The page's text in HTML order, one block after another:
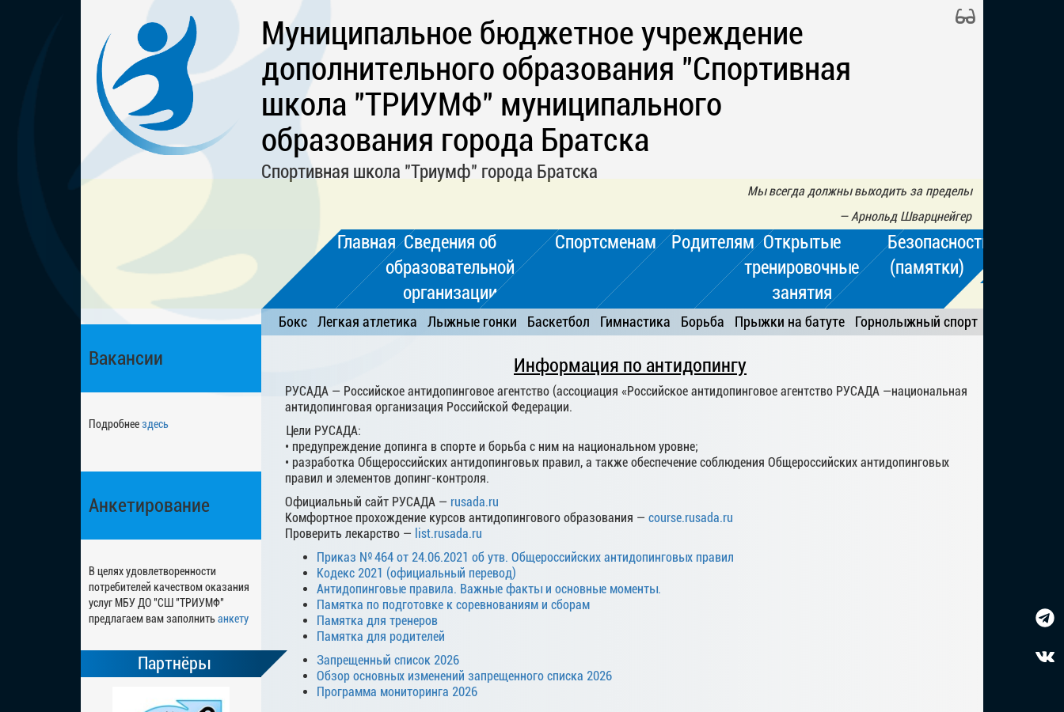
Муниципальное бюджетное учреждение
дополнительного образования "Спортивная
школа "ТРИУМФ" муниципального
образования города Братска
Спортивная школа "Триумф" города Братска
Мы всегда должны выходить за пределы
—Арнольд Шварцнейгер
Главная Сведения об
образовательной
организации
Спортсменам Родителям Открытые
тренировочные
занятия
Безопасность
(памятки)
Вакансии
Подробнеездесь
Анкетирование
В целях удовлетворенности
потребителей качеством оказания
услуг МБУ ДО "СШ "ТРИУМФ"
предлагаем вам заполнитьанкету
Партнёры
Бокс Легкая атлетика Лыжные гонки Баскетбол Гимнастика Борьба Прыжки на батуте Горнолыжный спорт
Информация по антидопингу
РУСАДА — Российское антидопинговое агентство (ассоциация «Российское антидопинговое агентство РУСАДА —национальная
антидопинговая организация Российской Федерации.
Цели РУСАДА:
• предупреждение допинга в спорте и борьба с ним на национальном уровне;
• разработка Общероссийских антидопинговых правил, а также обеспечение соблюдения Общероссийских антидопинговых
правил и элементов допинг-контроля.
Официальный сайт РУСАДА — rusada.ru
Комфортное прохождение курсов антидопингового образования — course.rusada.ru
Проверить лекарство — list.rusada.ru
Приказ № 464 от 24.06.2021 об утв. Общероссийских антидопинговых правил
Кодекс 2021 (официальный перевод)
Антидопинговые правила. Важные факты и основные моменты.
Памятка по подготовке к соревнованиям и сборам
Памятка для тренеров
Памятка для родителей
Запрещенный список 2026
Обзор основных изменений запрещенного списка 2026
Программа мониторинга 2026